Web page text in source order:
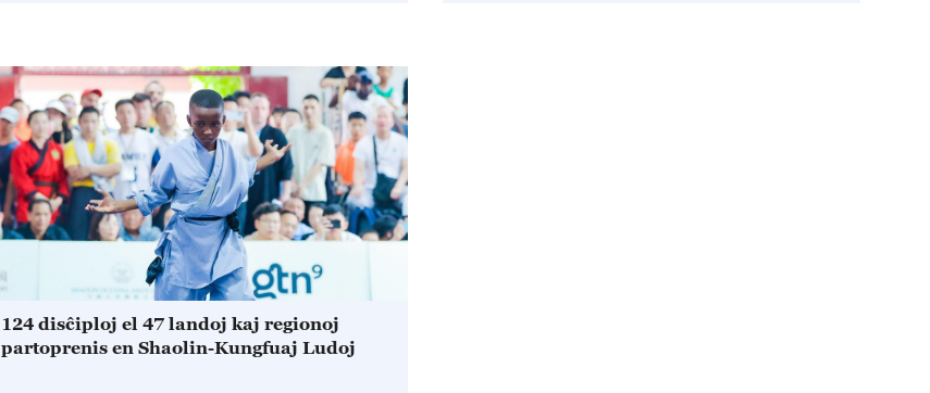
124 disĉiploj el 47 landoj kaj regionoj
partoprenis en Shaolin-Kungfuaj Ludoj